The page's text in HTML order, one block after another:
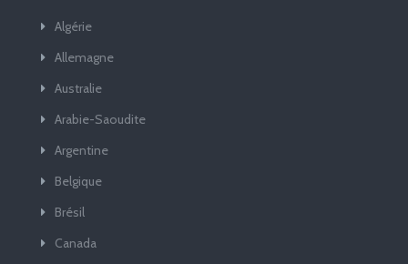
Algérie
Allemagne
Australie
Arabie-Saoudite
Argentine
Belgique
Brésil
Canada